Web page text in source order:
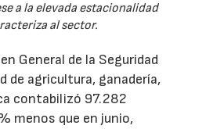
a la elevada estacionalidad
al sector.
General de la Seguridad
de agricultura, ganadería,
contabilizó 97.282
menos que en junio,